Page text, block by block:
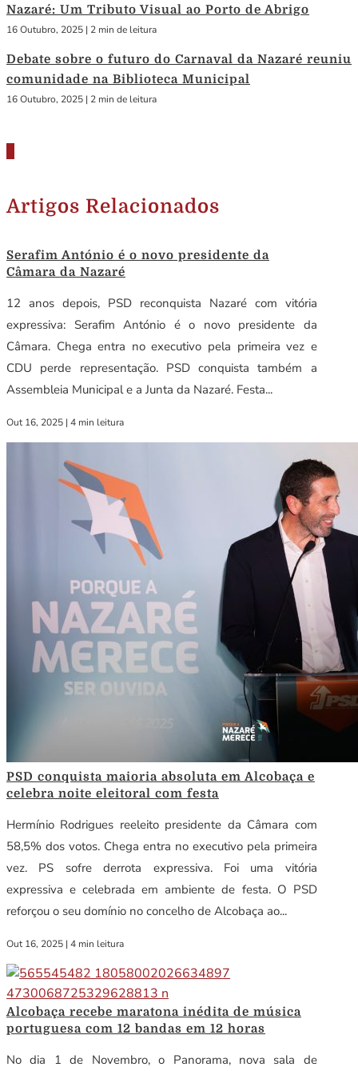
Nazaré: Um Tributo Visual ao Porto de Abrigo
16 Outubro, 2025 | 2 min de leitura
Debate sobre o futuro do Carnaval da Nazaré reuniu
comunidade na Biblioteca Municipal
16 Outubro, 2025 | 2 min de leitura
Artigos Relacionados
Serafim António é o novo presidente da
Câmara da Nazaré
12 anos depois, PSD reconquista Nazaré com vitória
expressiva: Serafim António é o novo presidente da
Câmara. Chega entra no executivo pela primeira vez e
CDU perde representação. PSD conquista também a
Assembleia Municipal e a Junta da Nazaré. Festa...
Out 16, 2025 | 4 min leitura
PSD conquista maioria absoluta em Alcobaça e
celebra noite eleitoral com festa
Hermínio Rodrigues reeleito presidente da Câmara com
58,5% dos votos. Chega entra no executivo pela primeira
vez. PS sofre derrota expressiva. Foi uma vitória
expressiva e celebrada em ambiente de festa. O PSD
reforçou o seu domínio no concelho de Alcobaça ao...
Out 16, 2025 | 4 min leitura
Alcobaça recebe maratona inédita de música
portuguesa com 12 bandas em 12 horas
No dia 1 de Novembro, o Panorama, nova sala de